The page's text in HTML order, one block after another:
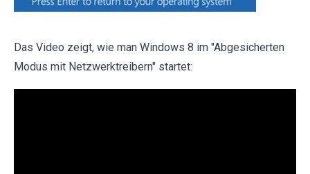
Das Video zeigt, wie man Windows 8 im "Abgesicherten
Modus mit Netzwerktreibern" startet: